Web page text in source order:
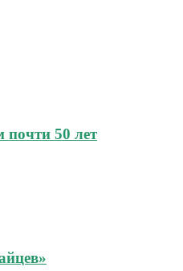
50 лет